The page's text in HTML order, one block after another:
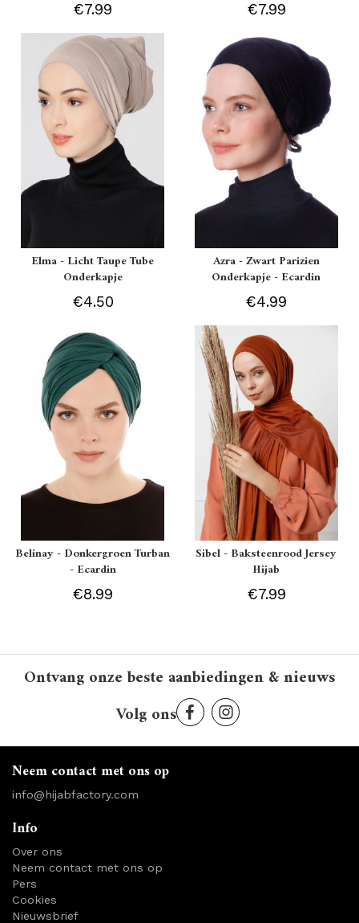
€7.99 €7.99
Elma - Licht Taupe Tube
Onderkapje
€4.50
Azra - Zwart Parizien
Onderkapje - Ecardin
€4.99
Belinay - Donkergroen Turban
- Ecardin
€8.99
Sibel - Baksteenrood Jersey
Hijab
€7.99
Ontvang onze beste aanbiedingen & nieuws
Volg ons
Neem contact met ons op
info@hijabfactory.com
Info
Over ons
Neem contact met ons op
Pers
Cookies
Nieuwsbrief